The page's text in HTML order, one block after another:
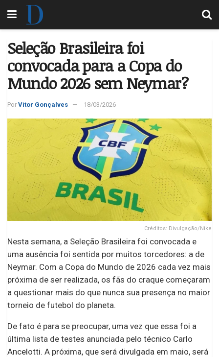
Seleção Brasileira foi
convocada para a Copa do
Mundo 2026 sem Neymar?
Por Vitor Gonçalves 18/03/2026
Créditos: Divulgação/Nike
Nesta semana, a Seleção Brasileira foi convocada e
uma ausência foi sentida por muitos torcedores: a de
Neymar. Com a Copa do Mundo de 2026 cada vez mais
próxima de ser realizada, os fãs do craque começaram
a questionar mais do que nunca sua presença no maior
torneio de futebol do planeta.
De fato é para se preocupar, uma vez que essa foi a
última lista de testes anunciada pelo técnico Carlo
Ancelotti. A próxima, que será divulgada em maio, será